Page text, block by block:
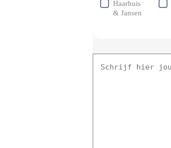
Haarhuis
& Jansen
hier